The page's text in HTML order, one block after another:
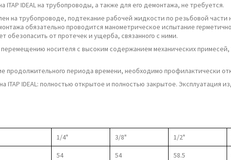
IDEAL на трубопроводы, а также для его демонтажа, не требуется.
на трубопроводе, подтекание рабочей жидкости по резьбовой части
обязательно проводится манометрическое испытание
от протечек и ущерба, связанного с ними.
перемещению носителя с высоким содержанием механических
продолжительного периода времени, необходимо профилактически
ITAP IDEAL: полностью открытое и полностью закрытое.
1/4" 3/8" 1/2"
54 54 58.5